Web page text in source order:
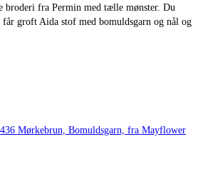
broderi fra Permin med tælle mønster. Du
groft Aida stof med bomuldsgarn og nål og